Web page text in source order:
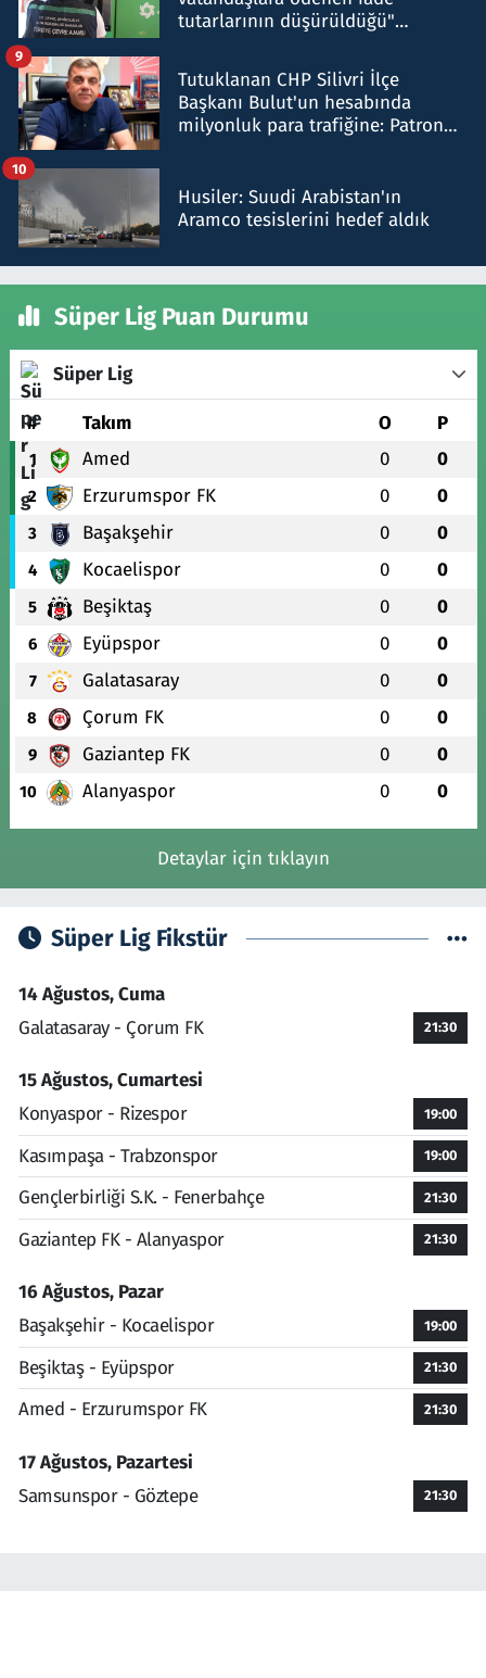
tutarlarının düşürüldüğü"
Tutuklanan CHP Silivri İlçe
Başkanı Bulut'un hesabında
milyonluk para trafiğine: Patron
9
Husiler: Suudi Arabistan'ın
Aramco tesislerini hedef aldık
10
Süper Lig Puan Durumu
Süper Lig
# Takım O P
1 Amed 0 0
2 Erzurumspor FK 0 0
3 Başakşehir 0 0
4 Kocaelispor 0 0
5 Beşiktaş 0 0
6 Eyüpspor 0 0
7 Galatasaray 0 0
8 Çorum FK 0 0
9 Gaziantep FK 0 0
10 Alanyaspor 0 0
Detaylar için tıklayın
Süper Lig Fikstür
14 Ağustos, Cuma
Galatasaray - Çorum FK
21:30
15 Ağustos, Cumartesi
Konyaspor - Rizespor
19:00
Kasımpaşa - Trabzonspor 19:00
Gençlerbirliği S.K. - Fenerbahçe 21:30
Gaziantep FK - Alanyaspor 21:30
16 Ağustos, Pazar
Başakşehir - Kocaelispor
19:00
Beşiktaş - Eyüpspor 21:30
Amed - Erzurumspor FK 21:30
17 Ağustos, Pazartesi
Samsunspor - Göztepe
21:30